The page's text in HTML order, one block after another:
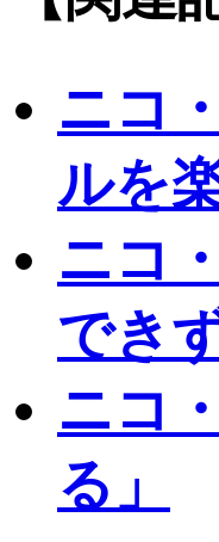
ニコ
ルを
ニコ
でき
ニコ
る」